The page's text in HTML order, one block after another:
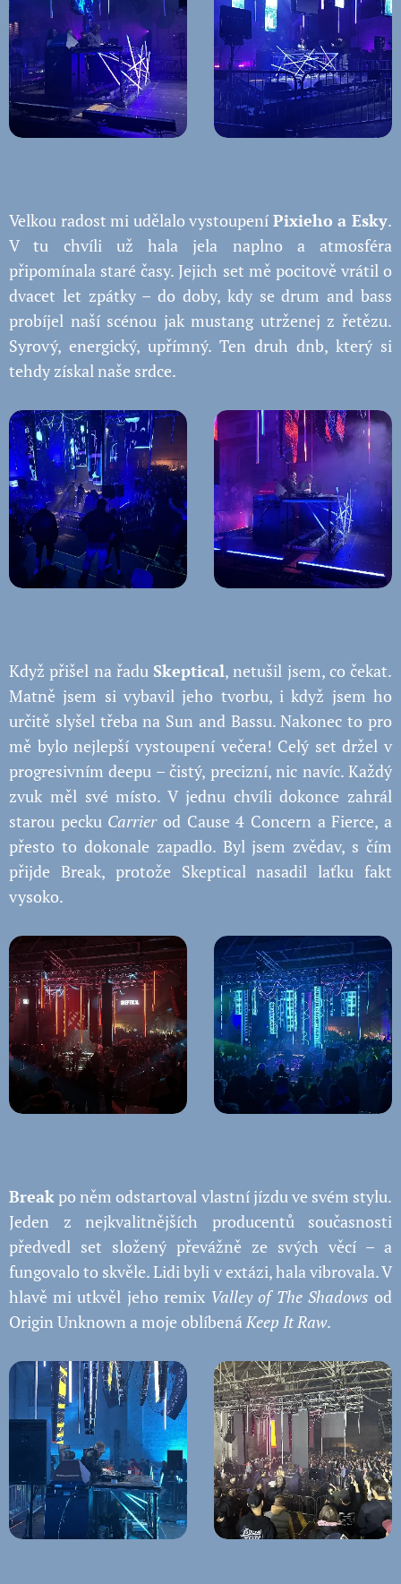
Velkou radost mi udělalo vystoupení Pixieho a Esky.
V tu chvíli už hala jela naplno a atmosféra
připomínala staré časy. Jejich set mě pocitově vrátil o
dvacet let zpátky – do doby, kdy se drum and bass
probíjel naší scénou jak mustang utrženej z řetězu.
Syrový, energický, upřímný. Ten druh dnb, který si
tehdy získal naše srdce.
Když přišel na řadu Skeptical, netušil jsem, co čekat.
Matně jsem si vybavil jeho tvorbu, i když jsem ho
určitě slyšel třeba na Sun and Bassu. Nakonec to pro
mě bylo nejlepší vystoupení večera! Celý set držel v
progresivním deepu – čistý, precizní, nic navíc. Každý
zvuk měl své místo. V jednu chvíli dokonce zahrál
starou pecku Carrierod Cause 4 Concern a Fierce, a
přesto to dokonale zapadlo. Byl jsem zvědav, s čím
přijde Break, protože Skeptical nasadil laťku fakt
vysoko.
Breakpo něm odstartoval vlastní jízdu ve svém stylu.
Jeden z nejkvalitnějších producentů současnosti
předvedl set složený převážně ze svých věcí – a
fungovalo to skvěle. Lidi byli v extázi, hala vibrovala. V
hlavě mi utkvěl jeho remix Valley of The Shadows od
Origin Unknown a moje oblíbenáKeep It Raw.